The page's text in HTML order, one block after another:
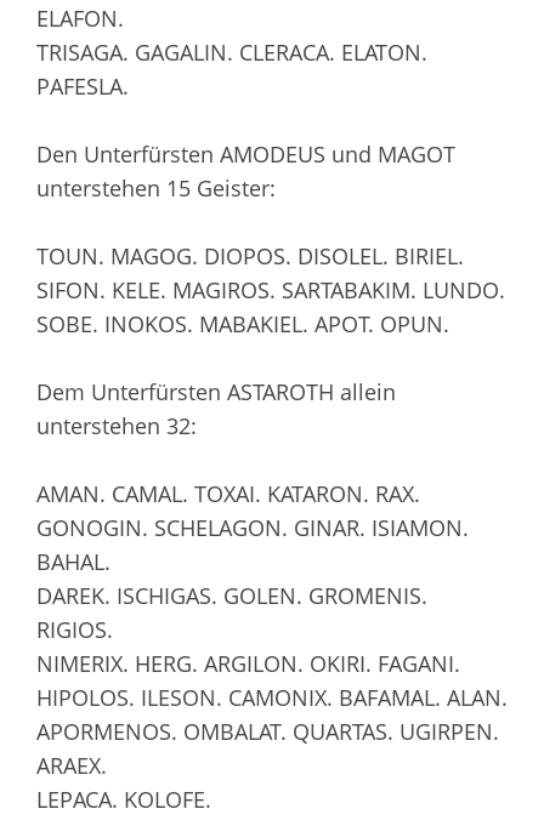
ELAFON.
TRISAGA. GAGALIN. CLERACA. ELATON.
PAFESLA.
Den Unterfürsten AMODEUS und MAGOT
unterstehen 15 Geister:
TOUN. MAGOG. DIOPOS. DISOLEL. BIRIEL.
SIFON. KELE. MAGIROS. SARTABAKIM. LUNDO.
SOBE. INOKOS. MABAKIEL. APOT. OPUN.
Dem Unterfürsten ASTAROTH allein
unterstehen 32:
AMAN. CAMAL. TOXAI. KATARON. RAX.
GONOGIN. SCHELAGON. GINAR. ISIAMON.
BAHAL.
DAREK. ISCHIGAS. GOLEN. GROMENIS.
RIGIOS.
NIMERIX. HERG. ARGILON. OKIRI. FAGANI.
HIPOLOS. ILESON. CAMONIX. BAFAMAL. ALAN.
APORMENOS. OMBALAT. QUARTAS. UGIRPEN.
ARAEX.
LEPACA. KOLOFE.